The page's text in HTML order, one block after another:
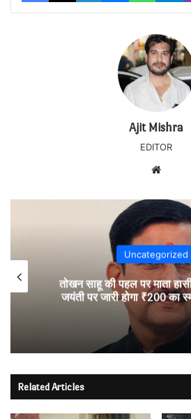
Ajit Mishra
EDITOR
Uncategorized
तोखन साहू की पहल पर माता
जयंती पर जारी होगा ₹200 का
Related Articles